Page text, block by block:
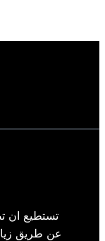
تستطيع ان
عن طريق